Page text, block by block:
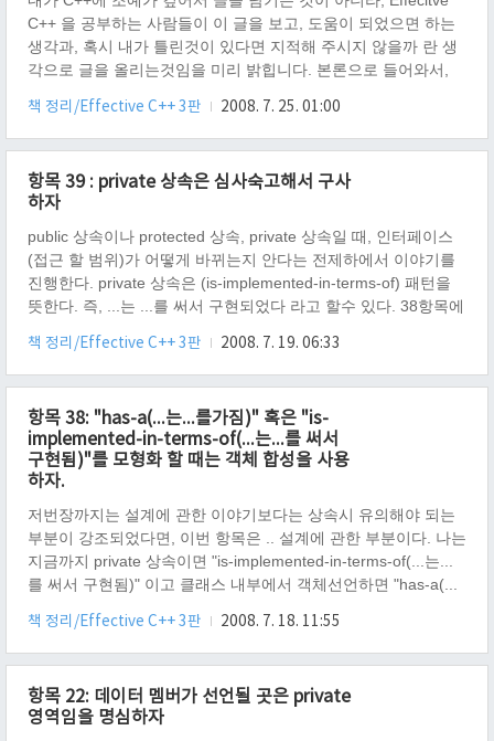
C++ 을 공부하는 사람들이 이 글을 보고, 도움이 되었으면 하는
생각과, 혹시 내가 틀린것이 있다면 지적해 주시지 않을까 란 생
각으로 글을 올리는것임을 미리 밝힙니다. 본론으로 들어와서,
지만, 지금까지 다중 상속을 해서 코딩한적은 없다. 왜냐하면, 일
단 설계단계 조차 난해하고, 조금 복잡해지는 경향이 있었다. 그
은 아니오" 라고 답하곤 했기 때문이다. 이번 항목 40의 제목처럼
"다중 상속은 심사숙고해서 사용하자" 로 이야기 하고 있다. 그렇
다면 나는 이런 생각을 하곤 한다. "왜!? 무엇 때문에!?"..
책 정리/Effective C++ 3판 2008. 7. 25. 01:00
항목 39 : private 상속은 심사숙고해서 구사
하자
public 상속이나 protected 상속, private 상속일 때, 인터페이스
(접근 할 범위)가 어떻게 바뀌는지 안다는 전제하에서 이야기를
진행한다. private 상속은 (is-implemented-in-terms-of) 패턴을
뜻한다. 즉, ...는 ...를 써서 구현되었다 라고 할수 있다. 38항목에
드가 있어야 이해가 될듯 하여, 소스코드를 포함한다. #include
class Ctest { protected: Ctest( ) : a( 1 ) { std::cout
책 정리/Effective C++ 3판 2008. 7. 19. 06:33
항목 38: "has-a(...는...를가짐)" 혹은 "is-
implemented-in-terms-of(...는...를 써서
구현됨)"를 모형화 할 때는 객체 합성을 사용
하자.
저번장까지는 설계에 관한 이야기보다는 상속시 유의해야 되는
부분이 강조되었다면, 이번 항목은 .. 설계에 관한 부분이다. 나는
지금까지 private 상속이면 "is-implemented-in-terms-of(...는...
를 써서 구현됨)" 이고 클래스 내부에서 객체선언하면 "has-a(...
각은 추상화된 설계 패턴의 일부분이라는 것이다. 이 패턴 들은
객체 합성으로(.. 이라고 불리지만, 레이어링, 포함 통합 내장 으
봐보자.. 항목 38: "has-a(...는...를가짐)" 혹은 "is-implemented-
in-terms-of(...는...를 써서 구현됨)"를 모형화 할 ..
책 정리/Effective C++ 3판 2008. 7. 18. 11:55
항목 22: 데이터 멤버가 선언될 곳은 private
영역임을 명심하자